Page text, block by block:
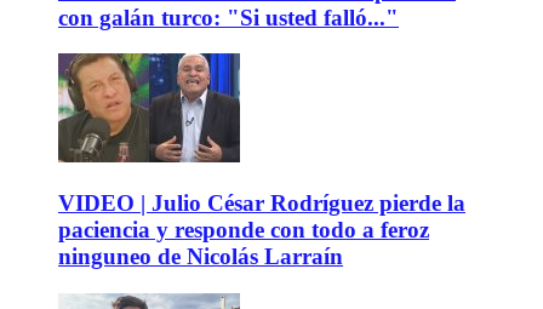
con galán turco: "Si usted falló..."
VIDEO | Julio César Rodríguez pierde la
paciencia y responde con todo a feroz
ninguneo de Nicolás Larraín